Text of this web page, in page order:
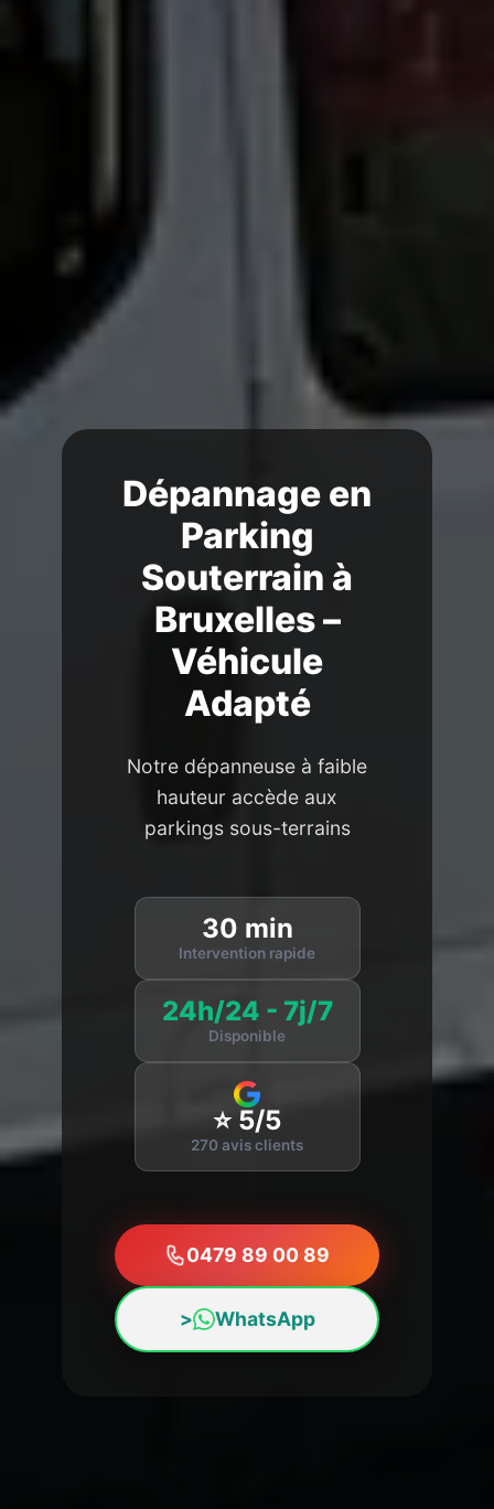
Dépannage en
Parking
Souterrain à
Bruxelles –
Véhicule
Adapté
Notre dépanneuse à faible
hauteur accède aux
parkings sous-terrains
30 min
Intervention rapide
24h/24 - 7j/7
Disponible
⭐ 5/5
270 avis clients
0479 89 00 89
> WhatsApp